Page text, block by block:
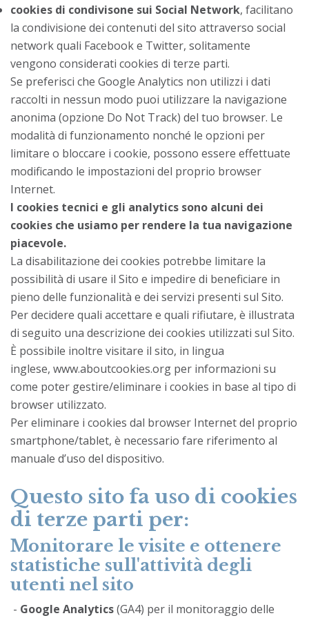
cookies di condivisone sui Social Network, facilitano
la condivisione dei contenuti del sito attraverso social
network quali Facebook e Twitter, solitamente
vengono considerati cookies di terze parti.
Se preferisci che Google Analytics non utilizzi i dati
raccolti in nessun modo puoi utilizzare la navigazione
anonima (opzione Do Not Track) del tuo browser. Le
modalità di funzionamento nonché le opzioni per
limitare o bloccare i cookie, possono essere effettuate
modificando le impostazioni del proprio browser
Internet.
I cookies tecnici e gli analytics sono alcuni dei
cookies che usiamo per rendere la tua navigazione
piacevole.
La disabilitazione dei cookies potrebbe limitare la
possibilità di usare il Sito e impedire di beneficiare in
pieno delle funzionalità e dei servizi presenti sul Sito.
Per decidere quali accettare e quali rifiutare, è illustrata
di seguito una descrizione dei cookies utilizzati sul Sito.
È possibile inoltre visitare il sito, in lingua
inglese, www.aboutcookies.org per informazioni su
come poter gestire/eliminare i cookies in base al tipo di
browser utilizzato.
Per eliminare i cookies dal browser Internet del proprio
smartphone/tablet, è necessario fare riferimento al
manuale d’uso del dispositivo.
Questo sito fa uso di cookies
di terze parti per:
Monitorare le visite e ottenere
statistiche sull'attività degli
utenti nel sito
- Google Analytics(GA4) per il monitoraggio delle